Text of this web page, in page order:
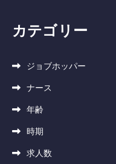
カテゴリー
ジョブホッパー
ナース
年齢
時期
求人数